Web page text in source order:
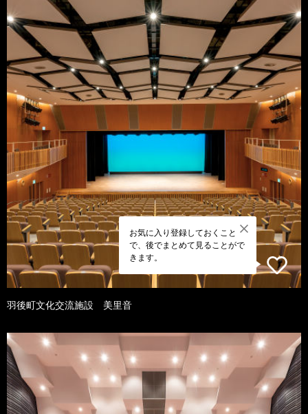
お気に入り登録しておくこと
で、後でまとめて見ることがで
きます。
羽後町文化交流施設 美里音